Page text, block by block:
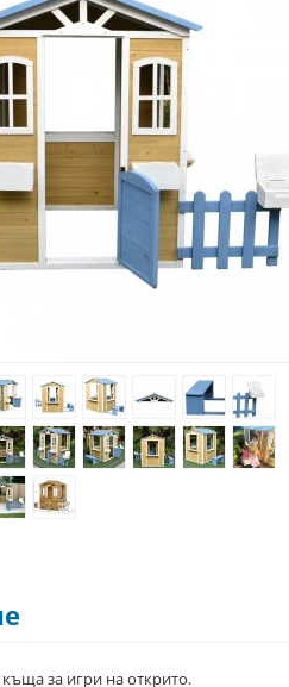
за игри на открито.